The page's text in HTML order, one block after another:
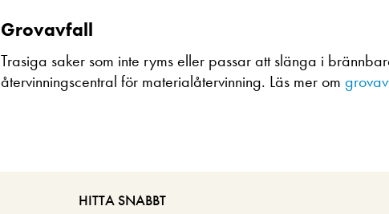
Grovavfall
Trasiga saker som inte ryms eller passar att slänga i
återvinningscentral för materialåtervinning. Läs mer om
HITTA SNABBT